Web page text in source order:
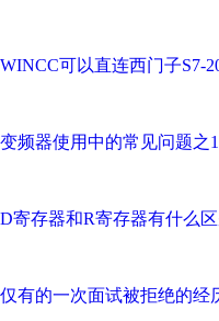
WINCC可以直连西门子S7-
变频器使用中的常见问题之1
D寄存器和R寄存器有什么
仅有的一次面试被拒绝的经